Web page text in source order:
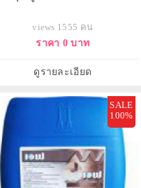
views 1555 คน
ราคา 0 บาท
ดูรายละเอียด
SALE
100%